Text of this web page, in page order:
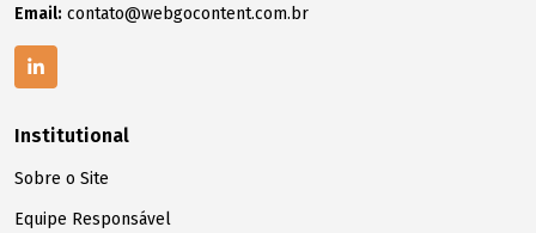
Email: contato@webgocontent.com.br
Institutional
Sobre o Site
Equipe Responsável